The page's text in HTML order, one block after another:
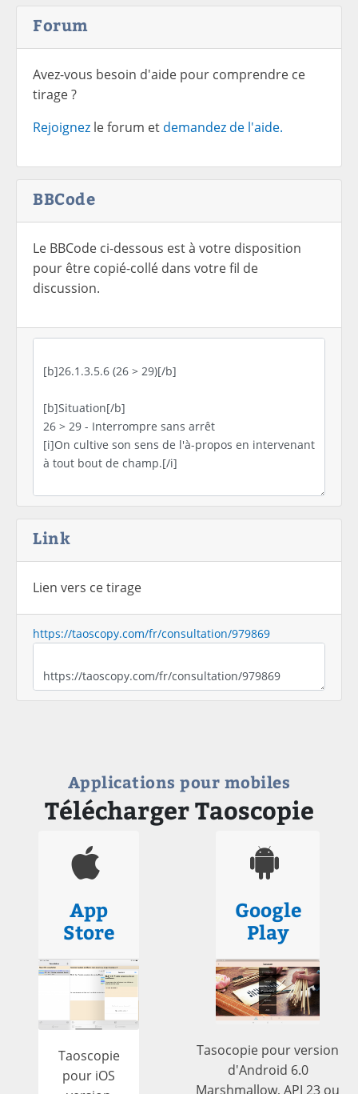
Forum
Avez-vous besoin d'aide pour comprendre ce
tirage ?
Rejoignez le forum et demandez de l'aide.
BBCode
Le BBCode ci-dessous est à votre disposition
pour être copié-collé dans votre fil de
discussion.
Link
Lien vers ce tirage
https://taoscopy.com/fr/consultation/979869
Applications pour mobiles
Télécharger Taoscopie
App
Store
Taoscopie
pour iOS
Google
Play
Tasocopie pour version
d'Android 6.0
Marshmallow, API 23 ou